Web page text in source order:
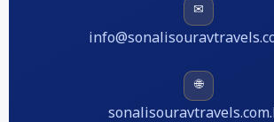
✉
🌐